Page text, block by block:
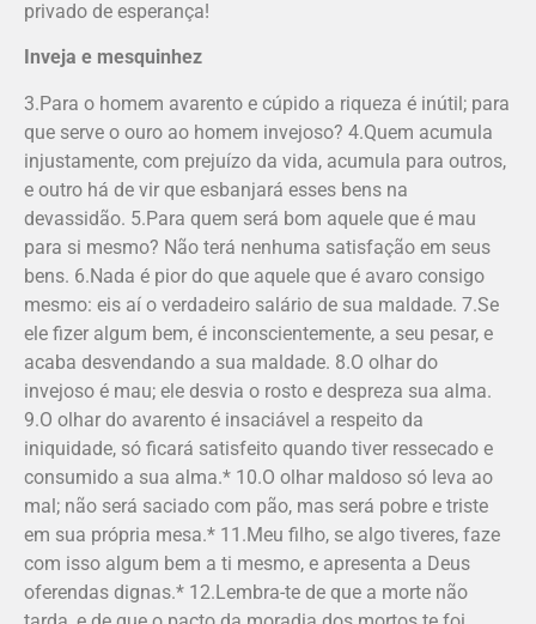
privado de esperança!
Inveja e mesquinhez
3.Para o homem avarento e cúpido a riqueza é inútil; para
que serve o ouro ao homem invejoso? 4.Quem acumula
injustamente, com prejuízo da vida, acumula para outros,
e outro há de vir que esbanjará esses bens na
devassidão. 5.Para quem será bom aquele que é mau
para si mesmo? Não terá nenhuma satisfação em seus
bens. 6.Nada é pior do que aquele que é avaro consigo
mesmo: eis aí o verdadeiro salário de sua maldade. 7.Se
ele fizer algum bem, é inconscientemente, a seu pesar, e
acaba desvendando a sua maldade. 8.O olhar do
invejoso é mau; ele desvia o rosto e despreza sua alma.
9.O olhar do avarento é insaciável a respeito da
iniquidade, só ficará satisfeito quando tiver ressecado e
consumido a sua alma.* 10.O olhar maldoso só leva ao
mal; não será saciado com pão, mas será pobre e triste
em sua própria mesa.* 11.Meu filho, se algo tiveres, faze
com isso algum bem a ti mesmo, e apresenta a Deus
oferendas dignas.* 12.Lembra-te de que a morte não